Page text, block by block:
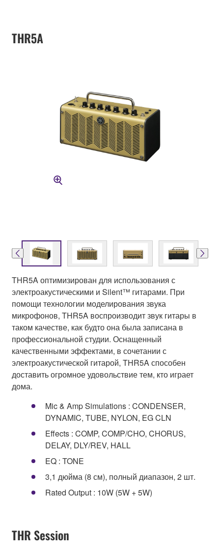
THR5A
THR5A оптимизирован для использования с
электроакустическими и Silent™ гитарами. При
помощи технологии моделирования звука
микрофонов, THR5A воспроизводит звук гитары в
таком качестве, как будто она была записана в
профессиональной студии. Оснащенный
качественными эффектами, в сочетании с
электроакустической гитарой, THR5A способен
доставить огромное удовольствие тем, кто играет
дома.
Mic & Amp Simulations : CONDENSER,
DYNAMIC, TUBE, NYLON, EG CLN
Effects : COMP, COMP/CHO, CHORUS,
DELAY, DLY/REV, HALL
EQ : TONE
3,1 дюйма (8 см), полный диапазон, 2 шт.
Rated Output : 10W (5W + 5W)
THR Session